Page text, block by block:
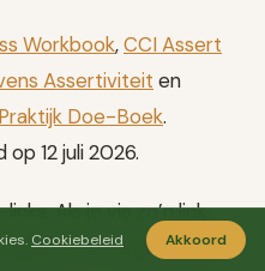
Workbook,CCI Assert
Assertiviteit en
Doe-Boek.
12 juli 2026.
Als je via zo’n link
een vergoeding
Cookiebeleid Akkoord